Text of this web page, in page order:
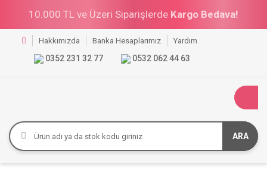
10.000 TL ve Üzeri Siparişlerde Kargo Bedava!
Hakkımızda Banka Hesaplarımız Yardım
0352 231 32 77 0532 062 44 63
ARA